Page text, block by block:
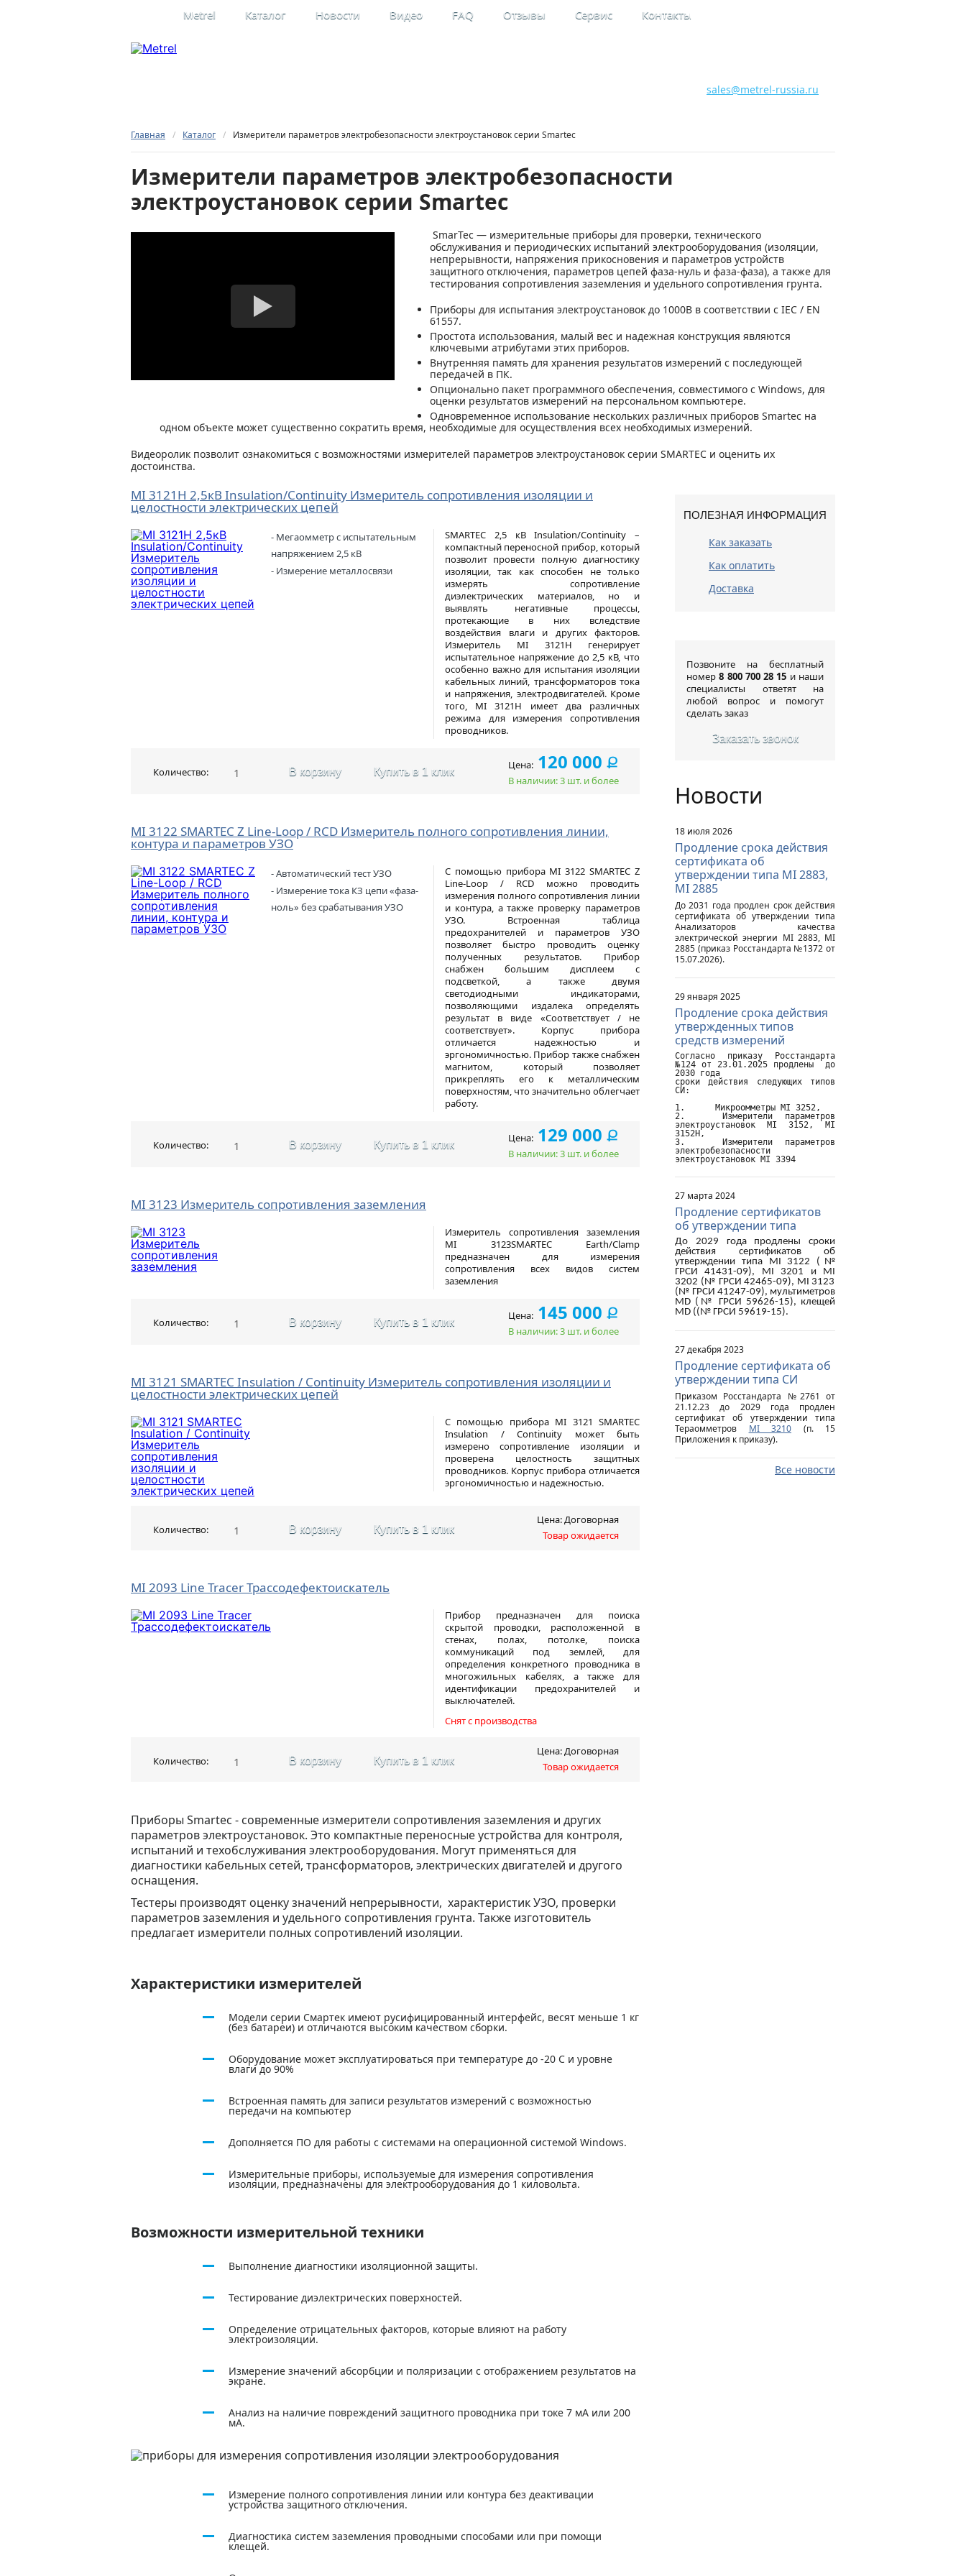
Metrel Каталог Новости Видео FAQ Отзывы Сервис Контакты
sales@metrel-russia.ru
Главная / Каталог / Измерители параметров электробезопасности электроустановок серии Smartec
Измерители параметров электробезопасности
электроустановок серии Smartec
SmarTec — измерительные приборы для проверки, технического
обслуживания и периодических испытаний электрооборудования (изоляции,
непрерывности, напряжения прикосновения и параметров устройств
защитного отключения, параметров цепей фаза-нуль и фаза-фаза), а также для
тестирования сопротивления заземления и удельного сопротивления грунта.
Приборы для испытания электроустановок до 1000В в соответствии с IEC / EN
61557.
Простота использования, малый вес и надежная конструкция являются
ключевыми атрибутами этих приборов.
Внутренняя память для хранения результатов измерений с последующей
передачей в ПК.
Опционально пакет программного обеспечения, совместимого с Windows, для
оценки результатов измерений на персональном компьютере.
Одновременное использование нескольких различных приборов Smartec на
одном объекте может существенно сократить время, необходимые для осуществления всех необходимых измерений.
Видеоролик позволит ознакомиться с возможностями измерителей параметров электроустановок серии SMARTEC и оценить их
достоинства.
MI 3121H 2,5кВ Insulation/Continuity Измеритель сопротивления изоляции и
целостности электрических цепей
- Мегаомметр с испытательным
напряжением 2,5 кВ
- Измерение металлосвязи
SMARTEC 2,5 кВ Insulation/Continuity –
компактный переносной прибор, который
позволит провести полную диагностику
изоляции, так как способен не только
измерять сопротивление
диэлектрических материалов, но и
выявлять негативные процессы,
протекающие в них вследствие
воздействия влаги и других факторов.
Измеритель MI 3121H генерирует
испытательное напряжение до 2,5 кВ, что
особенно важно для испытания изоляции
кабельных линий, трансформаторов тока
и напряжения, электродвигателей. Кроме
того, MI 3121H имеет два различных
режима для измерения сопротивления
проводников.
Количество: В корзину Купить в 1 клик
Цена: 120 000 Ք
В наличии: 3 шт. и более
MI 3122 SMARTEC Z Line-Loop / RCD Измеритель полного сопротивления линии,
контура и параметров УЗО
- Автоматический тест УЗО
- Измерение тока КЗ цепи «фаза-
ноль» без срабатывания УЗО
С помощью прибора MI 3122 SMARTEC Z
Line-Loop / RCD можно проводить
измерения полного сопротивления линии
и контура, а также проверку параметров
УЗО. Встроенная таблица
предохранителей и параметров УЗО
позволяет быстро проводить оценку
полученных результатов. Прибор
снабжен большим дисплеем с
подсветкой, а также двумя
светодиодными индикаторами,
позволяющими издалека определять
результат в виде «Соответствует / не
соответствует». Корпус прибора
отличается надежностью и
эргономичностью. Прибор также снабжен
магнитом, который позволяет
прикреплять его к металлическим
поверхностям, что значительно облегчает
работу.
Количество: В корзину Купить в 1 клик
Цена: 129 000 Ք
В наличии: 3 шт. и более
MI 3123 Измеритель сопротивления заземления
Измеритель сопротивления заземления
MI 3123SMARTEC Earth/Clamp
предназначен для измерения
сопротивления всех видов систем
заземления
Количество: В корзину Купить в 1 клик
Цена: 145 000 Ք
В наличии: 3 шт. и более
MI 3121 SMARTEC Insulation / Continuity Измеритель сопротивления изоляции и
целостности электрических цепей
С помощью прибора MI 3121 SMARTEC
Insulation / Continuity может быть
измерено сопротивление изоляции и
проверена целостность защитных
проводников. Корпус прибора отличается
эргономичностью и надежностью.
Количество: В корзину Купить в 1 клик
Цена: Договорная
Товар ожидается
MI 2093 Line Tracer Трассодефектоискатель
Прибор предназначен для поиска
скрытой проводки, расположенной в
стенах, полах, потолке, поиска
коммуникаций под землей, для
определения конкретного проводника в
многожильных кабелях, а также для
идентификации предохранителей и
выключателей.
Снят с производства
Количество: В корзину Купить в 1 клик
Цена: Договорная
Товар ожидается
Приборы Smartec - современные измерители сопротивления заземления и других
параметров электроустановок. Это компактные переносные устройства для контроля,
испытаний и техобслуживания электрооборудования. Могут применяться для
диагностики кабельных сетей, трансформаторов, электрических двигателей и другого
оснащения.
Тестеры производят оценку значений непрерывности, характеристик УЗО, проверки
параметров заземления и удельного сопротивления грунта. Также изготовитель
предлагает измерители полных сопротивлений изоляции.
Характеристики измерителей
Модели серии Смартек имеют русифицированный интерфейс, весят меньше 1 кг
(без батареи) и отличаются высоким качеством сборки.
Оборудование может эксплуатироваться при температуре до -20 С и уровне
влаги до 90%
Встроенная память для записи результатов измерений с возможностью
передачи на компьютер
Дополняется ПО для работы с системами на операционной системой Windows.
Измерительные приборы, используемые для измерения сопротивления
изоляции, предназначены для электрооборудования до 1 киловольта.
Возможности измерительной техники
Выполнение диагностики изоляционной защиты.
Тестирование диэлектрических поверхностей.
Определение отрицательных факторов, которые влияют на работу
электроизоляции.
Измерение значений абсорбции и поляризации с отображением результатов на
экране.
Анализ на наличие повреждений защитного проводника при токе 7 мА или 200
мА.
Измерение полного сопротивления линии или контура без деактивации
устройства защитного отключения.
Диагностика систем заземления проводными способами или при помощи
клещей.
ПОЛЕЗНАЯ ИНФОРМАЦИЯ
Как заказать
Как оплатить
Доставка
Позвоните на бесплатный
номер8 800 700 28 15 и наши
специалисты ответят на
любой вопрос и помогут
сделать заказ
Заказать звонок
Новости
18 июля 2026
Продление срока действия
сертификата об
утверждении типа MI 2883,
MI 2885
До 2031 года продлен срок действия
сертификата об утверждении типа
Анализаторов качества
электрической энергии MI 2883, MI
2885 (приказ Росстандарта №1372 от
15.07.2026).
29 января 2025
Продление срока действия
утвержденных типов
средств измерений
Согласно приказу Росстандарта
№124 от 23.01.2025 продлены  до
2030 года
сроки действия следующих типов
СИ:
1.	Микроомметры MI 3252,
2.	Измерители параметров
электроустановок MI 3152, MI
3152H,
3.	Измерители параметров
электробезопасности
электроустановок MI 3394
27 марта 2024
Продление сертификатов
об утверждении типа
До 2029 года продлены сроки
действия сертификатов об
утверждении типа MI 3122 (№
ГРСИ 41431-09), MI 3201 и MI
3202 (№ ГРСИ 42465-09), MI 3123
(№ ГРСИ 41247-09), мультиметров
MD (№ ГРСИ 59626-15), клещей
MD ((№ ГРСИ 59619-15).
27 декабря 2023
Продление сертификата об
утверждении типа СИ
Приказом Росстандарта №2761 от
21.12.23 до 2029 года продлен
сертификат об утверждении типа
Тераомметров MI 3210 (п. 15
Приложения к приказу).
Все новости